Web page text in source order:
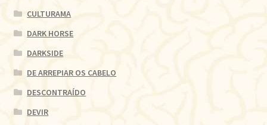
CULTURAMA
DARK HORSE
DARKSIDE
DE ARREPIAR OS CABELO
DESCONTRAÍDO
DEVIR